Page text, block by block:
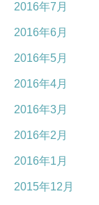
2016年7月
2016年6月
2016年5月
2016年4月
2016年3月
2016年2月
2016年1月
2015年12月